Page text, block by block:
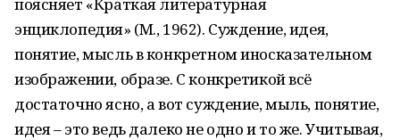
энциклопедия» (М., 1962). Суждение, идея,
понятие, мысль в конкретном иносказательном
изображении, образе. С конкретикой всё
достаточно ясно, а вот суждение, мыль, понятие,
идея – это ведь далеко не одно и то же. Учитывая,